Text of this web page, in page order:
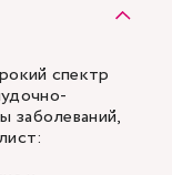
спектр
заболеваний,